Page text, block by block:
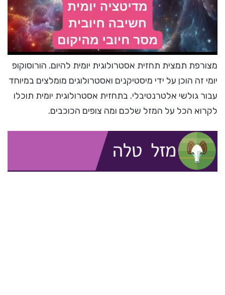
מצורפת תמצית תחזית אסטרולוגית יומית להיום. הורוסוקופ
יומי זה הוכן על ידי מיסטיקנים ואסטרולוגים מומלצים במיוחד
עבור גולשי אלטרנטיבלי. בתחזית אסטרולוגית יומית תוכלו
לקרוא הכל על המזל שלכם ומה צופים הכוכבים.